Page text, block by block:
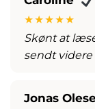
★★★★★
Skønt at
sendt videre
Jonas